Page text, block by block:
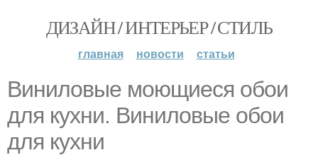
ДИЗАЙН / ИНТЕРЬЕР / СТИЛЬ
главная новости статьи
Виниловые моющиеся обои
для кухни. Виниловые обои
для кухни